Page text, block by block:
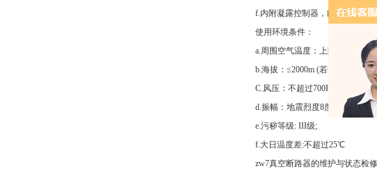
f.内附凝露控制器，能保持断路
使用环境条件：
a.周围空气温度：上限+40℃，下
b.海拔：≤2000m (若需增高海拔
C.风压：不超过700Pa (相当于风
d.振幅：地震烈度8度;
e.污秽等级: III级;
f.大日温度差:不超过25℃
zw7真空断路器的维护与状态检修